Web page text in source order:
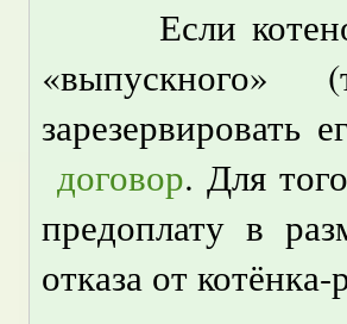
Если
«выпускного»
договор. Для
предоплату в
отказа от